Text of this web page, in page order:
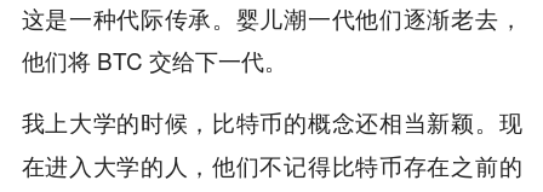
这是一种代际传承。婴儿潮一代他们逐渐老去，
他们将 BTC 交给下一代。
我上大学的时候，比特币的概念还相当新颖。现
在进入大学的人，他们不记得比特币存在之前的